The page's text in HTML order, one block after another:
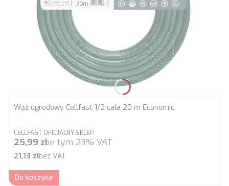
Wąż ogrodowy Cellfast 1/2 cala 20 m Economic
PRODUCENT
CELLFAST OFICJALNY SKLEP
Cena brutto
25,99 złw tym 23% VAT
Cena netto
21,13 złbez VAT
Do koszyka